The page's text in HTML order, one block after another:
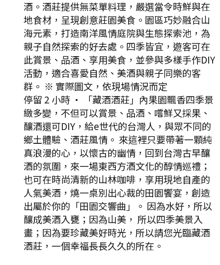
酒。酒莊提供無菜單料理，嚴選當令時鮮與在
地食材，呈現創意莊園美食。園區巧妙融合山
海元素，打造南洋風情庭院與生態探索池，為
親子自然探索的好去處。四季皆宜，遊客可在
此賞景、品酒、享用美食，並參與多樣手作DIY
活動，適合喜愛自然、美酒與親子同樂的客
群。 ※ 實際圖文，依現場情況而定
停留 2 小時 ·
「藏酒酒莊」內果園飄香四季景
緻多變，不但可以賞景、品酒、嚐鮮又採果、
釀酒還可DIY，給e世代的台灣人，與眾不同的
鄉土體驗、酒莊風情。 來這裡只要帶著一顆純
真浪漫的心，以懷古的幽情，回到台灣古早釀
酒的氛圍，來一場東西方酒文化的醇情巡禮；
也可在時尚清新的山林咖啡，享用現地自產的
人氣美酒，燒一桌別出心裁的田園饗宴，創造
出屬於你的「田園交響曲」。 因為水好，所以
釀成美酒入甕；因為山美， 所以四季美景入
畫；因為要珍藏美好時光，所以請您光臨藏酒
酒莊，一個幸福長長久久的所在。